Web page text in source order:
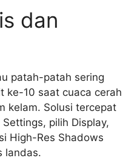
dan
patah-patah sering
ke-10 saat cuaca cerah
kelam. Solusi tercepat
pilih Display,
High-Res Shadows
landas.